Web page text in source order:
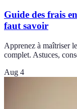
Guide des frais
faut savoir
Apprenez à maîtriser
complet. Astuces,
Aug 4